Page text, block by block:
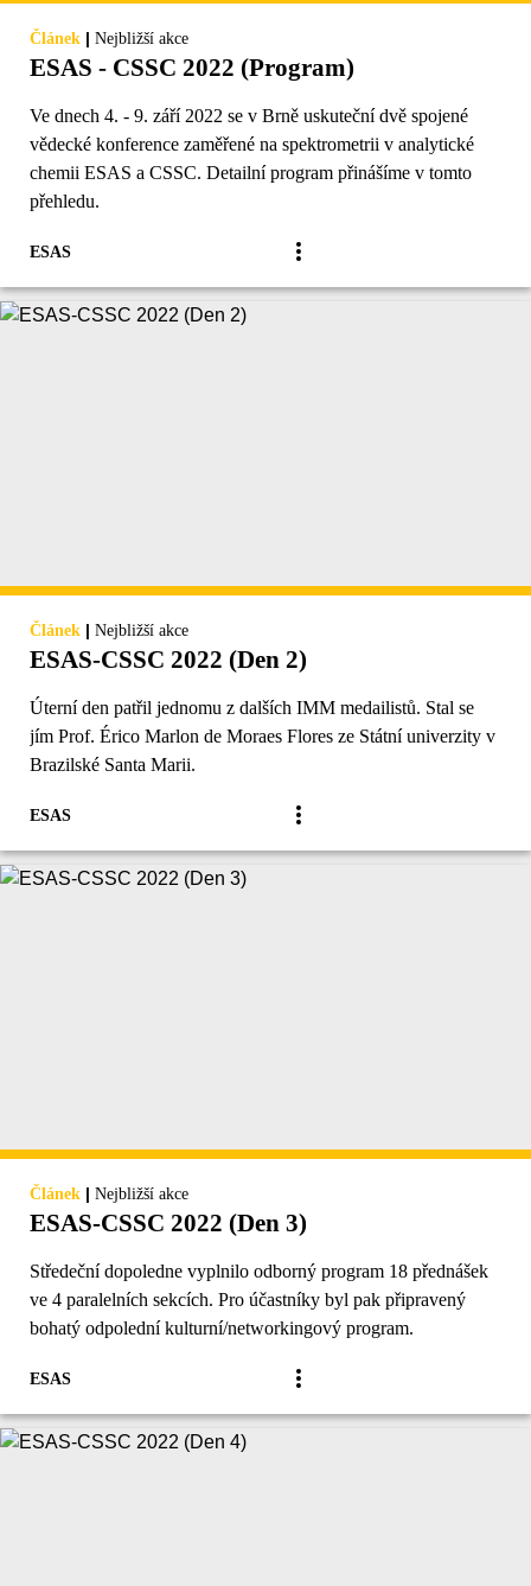
Článek | Nejbližší akce
ESAS - CSSC 2022 (Program)
Ve dnech 4. - 9. září 2022 se v Brně uskuteční dvě spojené
vědecké konference zaměřené na spektrometrii v analytické
chemii ESAS a CSSC. Detailní program přinášíme v tomto
přehledu.
ESAS
Článek | Nejbližší akce
ESAS-CSSC 2022 (Den 2)
Úterní den patřil jednomu z dalších IMM medailistů. Stal se
jím Prof. Érico Marlon de Moraes Flores ze Státní univerzity v
Brazilské Santa Marii.
ESAS
Článek | Nejbližší akce
ESAS-CSSC 2022 (Den 3)
Středeční dopoledne vyplnilo odborný program 18 přednášek
ve 4 paralelních sekcích. Pro účastníky byl pak připravený
bohatý odpolední kulturní/networkingový program.
ESAS